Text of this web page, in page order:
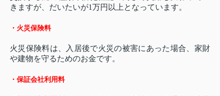
きますが、だいたいが1万円以上となっています。
・火災保険料
火災保険料は、入居後で火災の被害にあった場合、家財
や建物を守るためのお金です。
・保証会社利用料